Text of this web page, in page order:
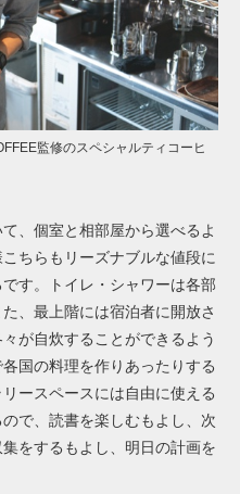
監修のスペシャルティコーヒ
、個室と相部屋から選べるよ
ちらもリーズナブルな値段に
す。トイレ・シャワーは各部
、 最上階には宿泊者に開放さ
が自炊することができるよう
国の料理を作りあったりする
ースペースには自由に使える
で、読書を楽しむもよし、次
をするもよし、明日の計画を